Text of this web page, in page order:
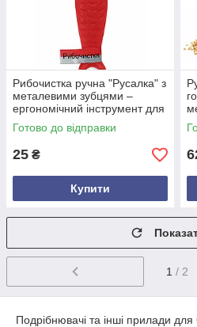
Рибочистка ручна "Русалка" з
металевими зубцями –
ергономічний інструмент для
чищення риби
Готово до відправки
25 ₴
Купити
1 / 2
Подрібнювачі та інші прилади